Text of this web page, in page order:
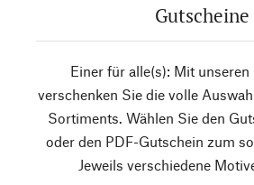
Gutscheine
Einer für alle(s): Mit unseren
verschenken Sie die volle
Sortiments. Wählen Sie den
oder den PDF-Gutschein zum
Jeweils verschiedene